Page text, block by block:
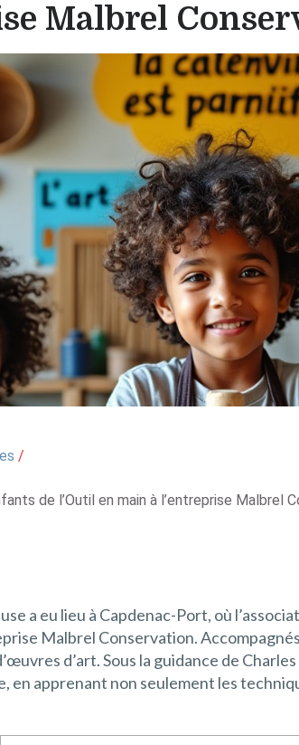
Malbrel
/
de l’Outil en main à l’entreprise Malbrel
a eu lieu à Capdenac-Port, où
Malbrel Conservation.
d’art. Sous la guidance de
apprenant non seulement les